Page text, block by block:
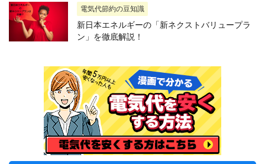
電気代節約の豆知識
新日本エネルギーの「新ネクストバリュープラ
ン」を徹底解説！